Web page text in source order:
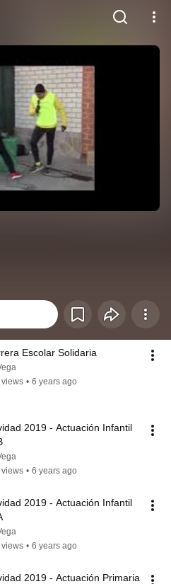
Escolar Solidaria
• 6 years ago
2019 - Actuación Infantil
• 6 years ago
2019 - Actuación Infantil
• 6 years ago
2019 - Actuación Primaria